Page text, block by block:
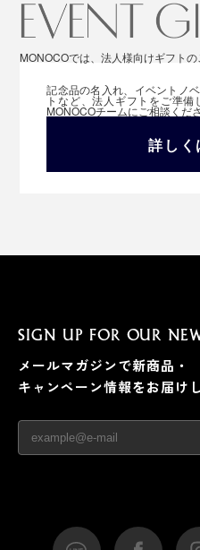
MONOCOでは、法人様向けギフトの
記念品の名入れ、イベントノ
トなど、法人ギフトをご準備
MONOCOチームにご相談くだ
詳しく
SIGN UP FOR OUR
メールマガジンで新商品・
キャンペーン情報をお届けし